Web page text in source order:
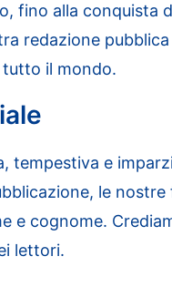
fino alla conquista
redazione
il mondo.
e
le
e cognome.
lettori.